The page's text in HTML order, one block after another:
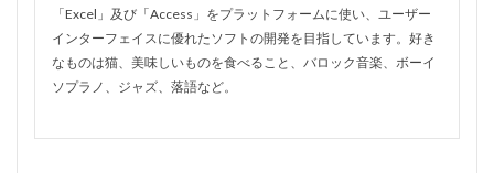
「Excel」及び「Access」をプラットフォームに使い、ユーザー
インターフェイスに優れたソフトの開発を目指しています。好き
なものは猫、美味しいものを食べること、バロック音楽、ボーイ
ソプラノ、ジャズ、落語など。